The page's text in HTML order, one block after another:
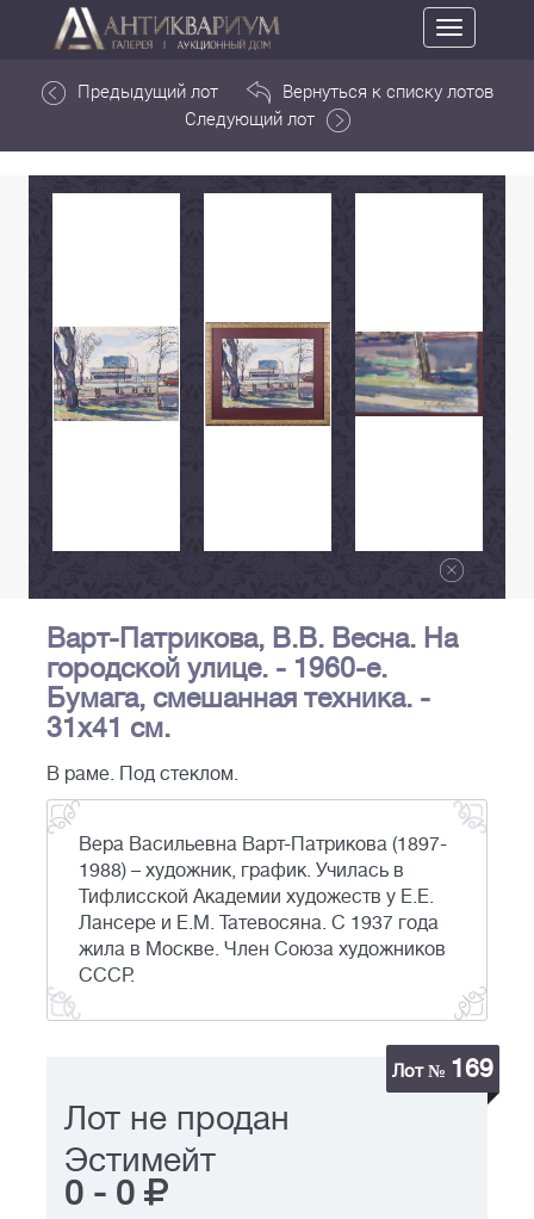
Toggle
navigation
Предыдущий лот
Вернуться к списку лотов
Следующий лот
Варт-Патрикова, В.В. Весна. На
городской улице. - 1960-е.
Бумага, смешанная техника. -
31х41 см.
В раме. Под стеклом.
Вера Васильевна Варт-Патрикова (1897-
1988) – художник, график. Училась в
Тифлисской Академии художеств у Е.Е.
Лансере и Е.М. Татевосяна. С 1937 года
жила в Москве. Член Союза художников
СССР.
Лот № 169
Лот не продан
Эстимейт
0 - 0